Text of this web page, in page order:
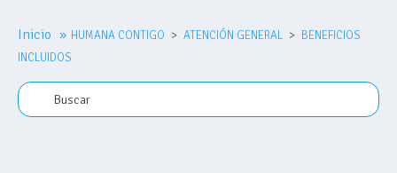
Nosotros
Comprar plan
Inicio » HUMANA CONTIGO ATENCIÓN GENERAL
BENEFICIOS
INCLUIDOS